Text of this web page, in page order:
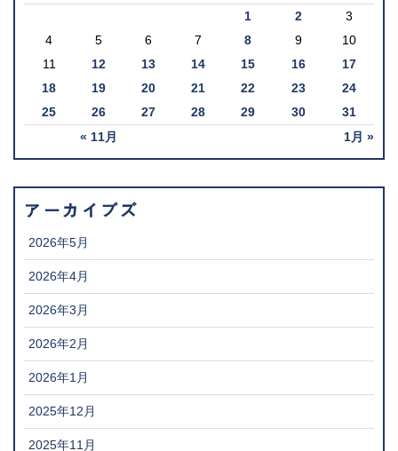
« 11月 1月 »
1 2
3
4
5 6 7 8 9
10
11
12 13 14 15 16
17
18
19 20 21 22 23
24
25
26 27 28 29 30 31
アーカイブズ
2026年5月
2026年4月
2026年3月
2026年2月
2026年1月
2025年12月
2025年11月